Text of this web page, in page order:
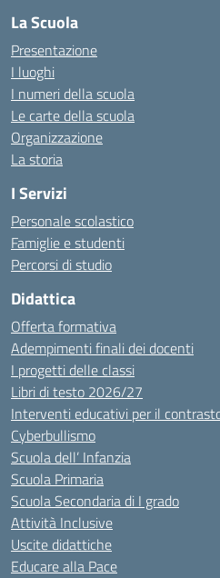
La Scuola
Presentazione
I luoghi
I numeri della scuola
Le carte della scuola
Organizzazione
La storia
I Servizi
Personale scolastico
Famiglie e studenti
Percorsi di studio
Didattica
Offerta formativa
Adempimenti finali dei docenti
I progetti delle classi
Libri di testo 2026/27
Interventi educativi per il
Cyberbullismo
Scuola dell’ Infanzia
Scuola Primaria
Scuola Secondaria di I grado
Attività Inclusive
Uscite didattiche
Educare alla Pace